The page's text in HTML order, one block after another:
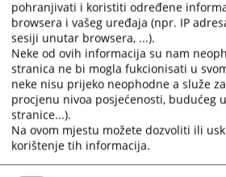
bh. banci dostavio lažne podatke i
kako bi dobio kredit i druge bankarske
Optuženi je uz zahtjev za kredit od
falsifikovane potvrde o zaposlenju i
BiH – TE Kakanj, iako je bio
račune u bankama koje je naveo u
Na osnovu takvih podataka odobreni su
minus i kreditna kartica, nakon čega je
KM, čime je banci pričinjena šteta u
Navode iz optužnice Tužilaštvo KS će
100 materijalnih dokaza.
pohranjivati i koristiti određene
browsera i vašeg uređaja (npr. IP
sesiji unutar browsera, ...).
Neke od ovih informacija su nam
stranica ne bi mogla fukcionisati u
neke nisu prijeko neophodne a služe
procjenu nivoa posjećenosti, budućeg
stranice...).
Na ovom mjestu možete dozvoliti ili
korištenje tih informacija.